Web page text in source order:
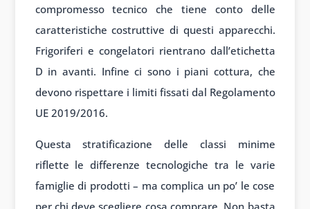
compromesso tecnico che tiene conto delle
caratteristiche costruttive di questi apparecchi.
Frigoriferi e congelatori rientrano dall’etichetta
D in avanti. Infine ci sono i piani cottura, che
devono rispettare i limiti fissati dal Regolamento
UE 2019/2016.
Questa stratificazione delle classi minime
riflette le differenze tecnologiche tra le varie
famiglie di prodotti – ma complica un po’ le cose